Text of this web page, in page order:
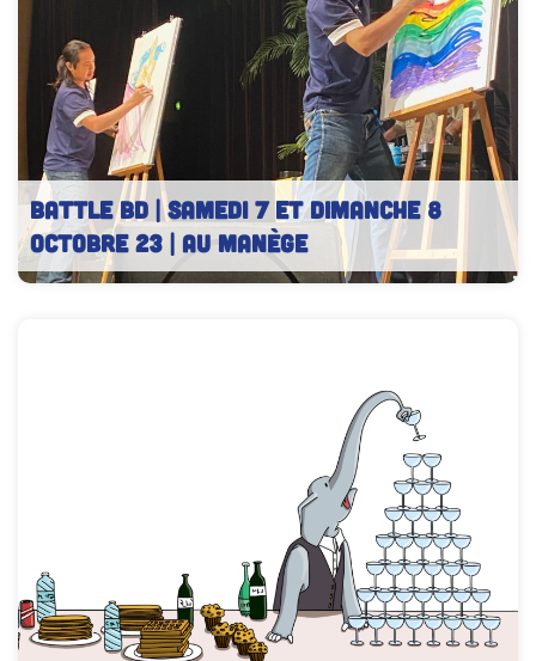
BATTLE BD | Samedi 7 et dimanche 8
octobre 23 | Au Manège
Battle de bande dessinée – Chambéry BD – Édition 2022